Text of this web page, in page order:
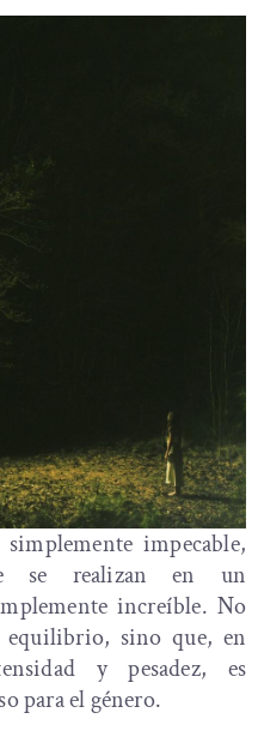
impecable,
se realizan en un
increíble. No
equilibrio, sino que, en
y pesadez, es
para el género.